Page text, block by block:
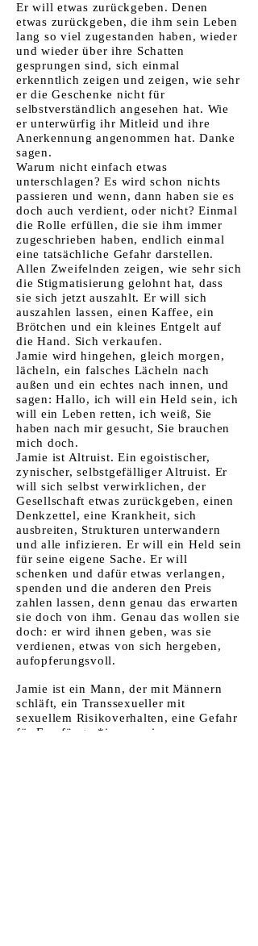
Er will etwas zurückgeben. Denen
etwas zurückgeben, die ihm sein Leben
lang so viel zugestanden haben, wieder
und wieder über ihre Schatten
gesprungen sind, sich einmal
erkenntlich zeigen und zeigen, wie sehr
er die Geschenke nicht für
selbstverständlich angesehen hat. Wie
er unterwürfig ihr Mitleid und ihre
Anerkennung angenommen hat. Danke
sagen.
Warum nicht einfach etwas
unterschlagen? Es wird schon nichts
passieren und wenn, dann haben sie es
doch auch verdient, oder nicht? Einmal
die Rolle erfüllen, die sie ihm immer
zugeschrieben haben, endlich einmal
eine tatsächliche Gefahr darstellen.
Allen Zweifelnden zeigen, wie sehr sich
die Stigmatisierung gelohnt hat, dass
sie sich jetzt auszahlt. Er will sich
auszahlen lassen, einen Kaffee, ein
Brötchen und ein kleines Entgelt auf
die Hand. Sich verkaufen.
Jamie wird hingehen, gleich morgen,
lächeln, ein falsches Lächeln nach
außen und ein echtes nach innen, und
sagen: Hallo, ich will ein Held sein, ich
will ein Leben retten, ich weiß, Sie
haben nach mir gesucht, Sie brauchen
mich doch.
Jamie ist Altruist. Ein egoistischer,
zynischer, selbstgefälliger Altruist. Er
will sich selbst verwirklichen, der
Gesellschaft etwas zurückgeben, einen
Denkzettel, eine Krankheit, sich
ausbreiten, Strukturen unterwandern
und alle infizieren. Er will ein Held sein
für seine eigene Sache. Er will
schenken und dafür etwas verlangen,
spenden und die anderen den Preis
zahlen lassen, denn genau das erwarten
sie doch von ihm. Genau das wollen sie
doch: er wird ihnen geben, was sie
verdienen, etwas von sich hergeben,
aufopferungsvoll.
Jamie ist ein Mann, der mit Männern
schläft, ein Transsexueller mit
sexuellem Risikoverhalten, eine Gefahr
für Empfänger*innen seiner